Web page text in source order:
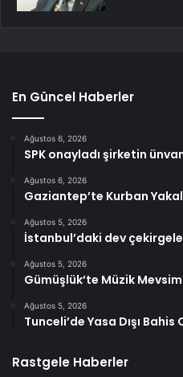
En Güncel Haberler
Ağustos 6, 2026
SPK onayladı şirketin
Ağustos 6, 2026
Gaziantep’te Kurban
Ağustos 5, 2026
İstanbul’daki dev
Ağustos 5, 2026
Gümüşlük’te Müzik Mevsimi
Ağustos 5, 2026
Tunceli’de Yasa Dışı
Rastgele Haberler